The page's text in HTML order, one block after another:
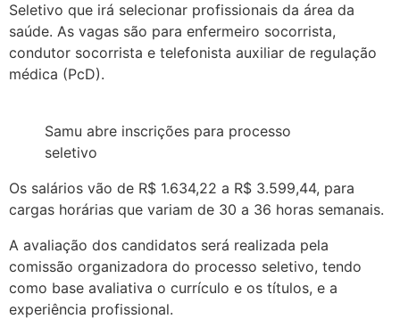
Seletivo que irá selecionar profissionais da área da
saúde. As vagas são para enfermeiro socorrista,
condutor socorrista e telefonista auxiliar de regulação
médica (PcD).
Samu abre inscrições para processo
seletivo
Os salários vão de R$ 1.634,22 a R$ 3.599,44, para
cargas horárias que variam de 30 a 36 horas semanais.
A avaliação dos candidatos será realizada pela
comissão organizadora do processo seletivo, tendo
como base avaliativa o currículo e os títulos, e a
experiência profissional.